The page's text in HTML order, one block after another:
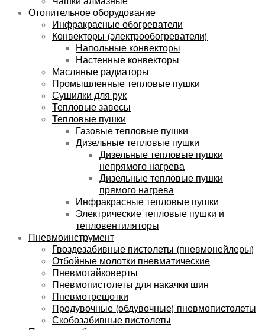
Отопительное оборудование
Инфракрасные обогреватели
Конвекторы (электрообогреватели)
Напольные конвекторы
Настенные конвекторы
Масляные радиаторы
Промышленные тепловые пушки
Сушилки для рук
Тепловые завесы
Тепловые пушки
Газовые тепловые пушки
Дизельные тепловые пушки
Дизельные тепловые пушки
непрямого нагрева
Дизельные тепловые пушки
прямого нагрева
Инфракрасные тепловые пушки
Электрические тепловые пушки и
тепловентиляторы
Пневмоинструмент
Гвоздезабивные пистолеты (пневмонейлеры)
Отбойные молотки пневматические
Пневмогайковерты
Пневмопистолеты для накачки шин
Пневмотрещотки
Продувочные (обдувочные) пневмопистолеты
Скобозабивные пистолеты